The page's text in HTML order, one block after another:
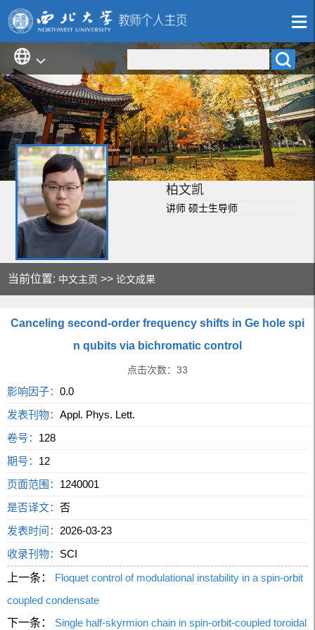
柏文凯
讲师 硕士生导师
当前位置: 中文主页 >>论文成果
Canceling second-order frequency shifts in Ge hole spi
n qubits via bichromatic control
点击次数： 33
影响因子：0.0
发表刊物：Appl. Phys. Lett.
卷号： 128
期号： 12
页面范围： 1240001
是否译文：否
发表时间： 2026-03-23
收录刊物： SCI
上一条：
Floquet control of modulational instability in a spin-orbit
coupled condensate
下一条：
Single half-skyrmion chain in spin-orbit-coupled toroidal